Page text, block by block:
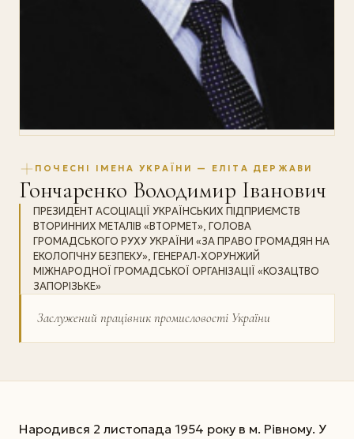
ПОЧЕСНІ ІМЕНА УКРАЇНИ — ЕЛІТА ДЕРЖАВИ
Гончаренко Володимир Іванович
ПРЕЗИДЕНТ АСОЦІАЦІЇ УКРАЇНСЬКИХ ПІДПРИЄМСТВ
ВТОРИННИХ МЕТАЛІВ «ВТОРМЕТ», ГОЛОВА
ГРОМАДСЬКОГО РУХУ УКРАЇНИ «ЗА ПРАВО ГРОМАДЯН НА
ЕКОЛОГІЧНУ БЕЗПЕКУ», ГЕНЕРАЛ-ХОРУНЖИЙ
МІЖНАРОДНОЇ ГРОМАДСЬКОЇ ОРГАНІЗАЦІЇ «КОЗАЦТВО
ЗАПОРІЗЬКЕ»
Заслужений працівник промисловості України
Народився 2 листопада 1954 року в м. Рівному. У